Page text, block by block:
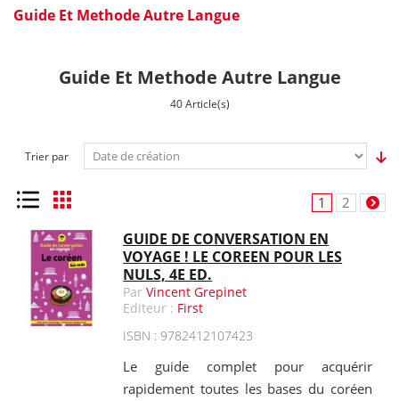
Guide Et Methode Autre Langue
Guide Et Methode Autre Langue
40 Article(s)
Trier par
Liste Grille 1 2
GUIDE DE CONVERSATION EN
VOYAGE ! LE COREEN POUR LES
NULS, 4E ED.
ParVincent Grepinet
Editeur : First
ISBN : 9782412107423
Le guide complet pour acquérir
rapidement toutes les bases du coréen